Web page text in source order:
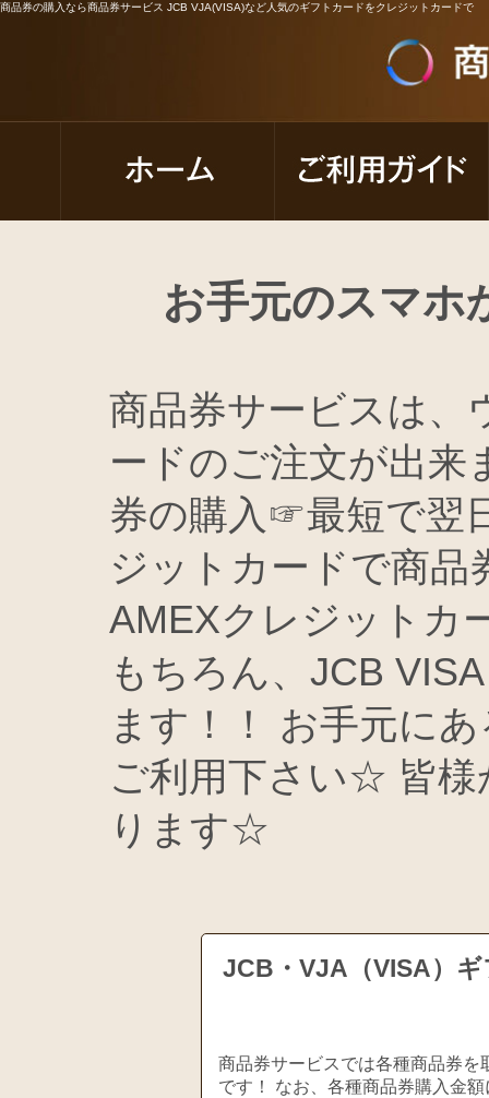
商品券の購入なら商品券サービス JCB VJA(VISA)など人気のギフトカードをクレジットカードで
お手元のスマホ
商品券サービスは、
ードのご注文が出来
券の購入☞最短で翌
ジットカードで商品
AMEXクレジットカ
もちろん、JCB
ます！！ お手元に
ご利用下さい☆ 皆様
ります☆
JCB・VJA（VISA）
商品券サービスでは各種商品券
です！ なお、各種商品券購入金